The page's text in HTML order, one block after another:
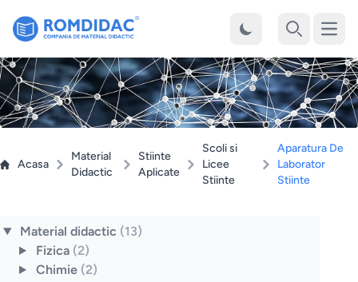
Acasa
Material
Didactic
Stiinte
Aplicate
Scoli si
Licee
Stiinte
Aparatura De
Laborator
Stiinte
Material didactic (13)
Fizica (2)
Chimie (2)